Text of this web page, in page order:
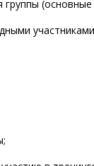
(основные